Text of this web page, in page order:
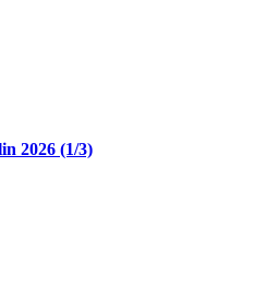
2026 (1/3)